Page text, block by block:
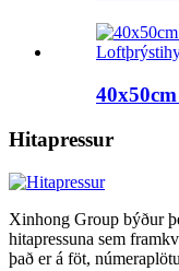
Hitapressur
Xinhong Group býður
hitapressuna sem
það er á föt,